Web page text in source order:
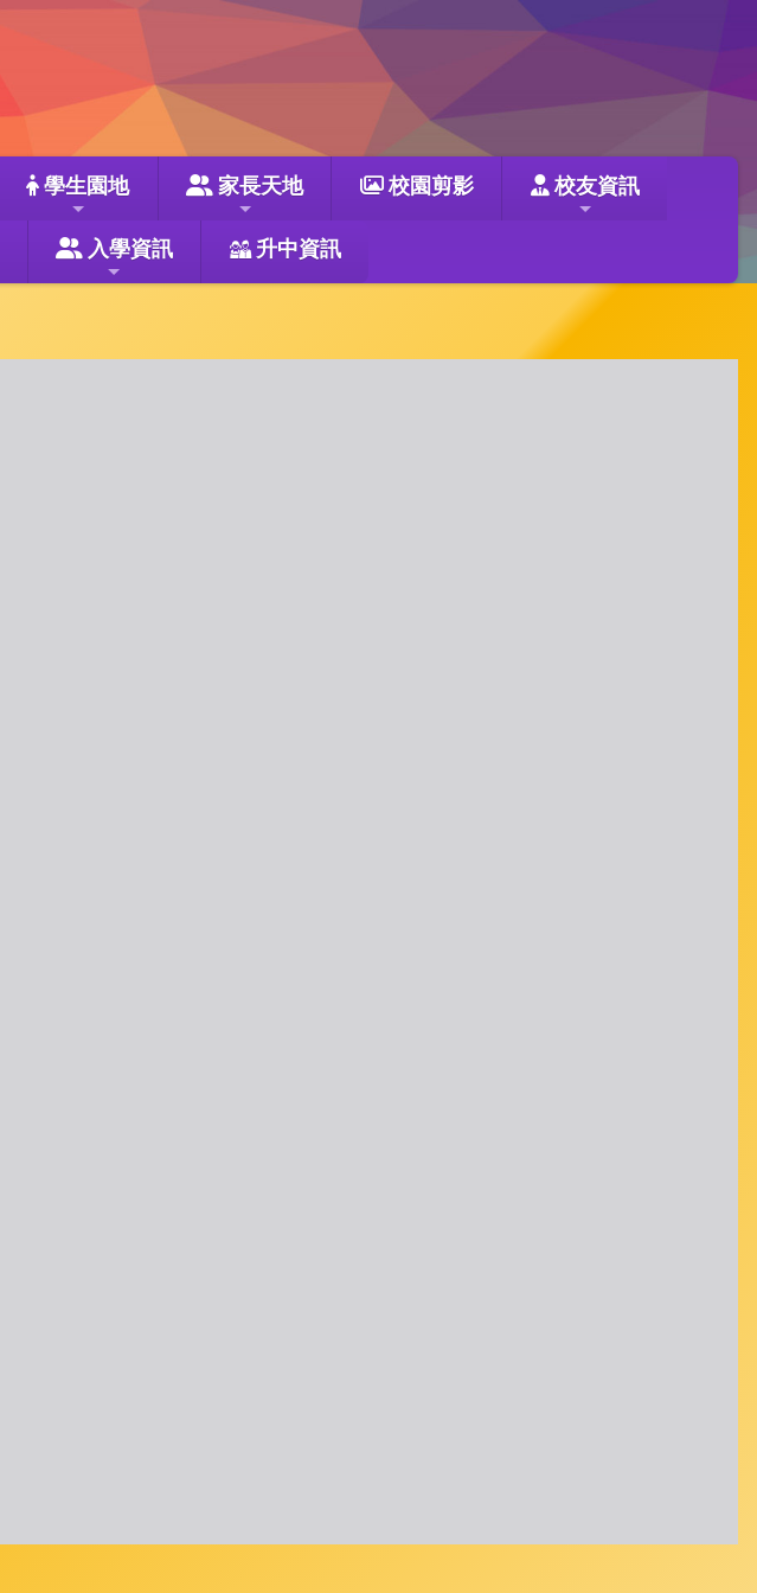
學生園地 家長天地 校園剪影 校友資訊
入學資訊 升中資訊